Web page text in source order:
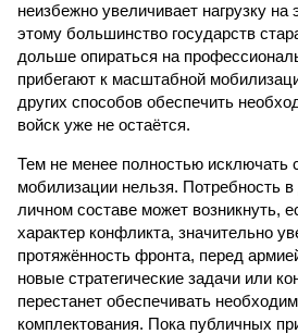
неизбежно увеличивает нагрузку
этому большинство государств
дольше опираться на
прибегают к масштабной
других способов обеспечить
войск уже не остаётся.
Тем не менее полностью исключать
мобилизации нельзя. Потребность
личном составе может возникнуть,
характер конфликта, значительно
протяжённость фронта, перед
новые стратегические задачи или
перестанет обеспечивать
комплектования. Пока публичных